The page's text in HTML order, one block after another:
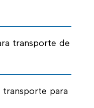
transporte de
transporte para